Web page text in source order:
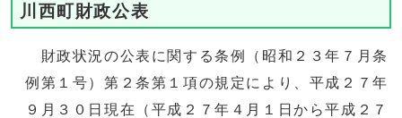
川西町財政公表
財政状況の公表に関する条例（昭和２３年７月条
例第１号）第２条第１項の規定により、平成２７年
９月３０日現在（平成２７年４月１日から平成２７